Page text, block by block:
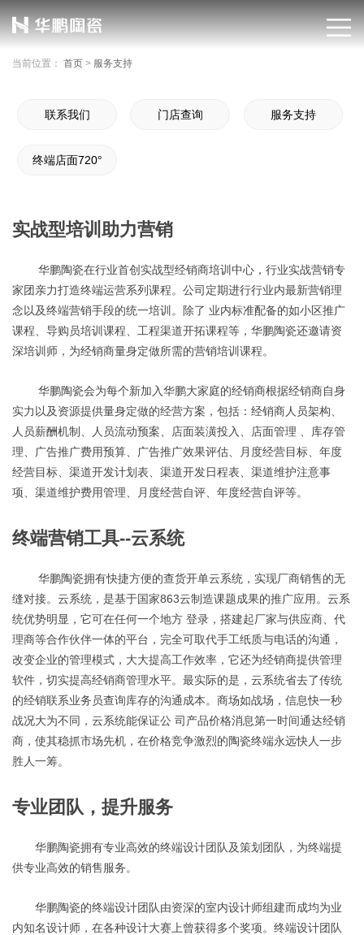
当前位置： 首页 > 服务支持
联系我们 门店查询 服务支持
终端店面720°
实战型培训助力营销
华鹏陶瓷在行业首创实战型经销商培训中心，行业实战营销专
家团亲力打造终端运营系列课程。公司定期进行行业内最新营销理
念以及终端营销手段的统一培训。除了 业内标准配备的如小区推广
课程、导购员培训课程、工程渠道开拓课程等，华鹏陶瓷还邀请资
深培训师，为经销商量身定做所需的营销培训课程。
华鹏陶瓷会为每个新加入华鹏大家庭的经销商根据经销商自身
实力以及资源提供量身定做的经营方案，包括：经销商人员架构、
人员薪酬机制、人员流动预案、店面装潢投入、
店面管理 、库存管
理、广告推广费用预算、广告推广效果评估、月度经营目标、年度
经营目标、渠道开发计划表、渠道开发日程表、渠道维护注意事
项、渠道维护费用管理、月度经营自评、年度经营自评等。
终端营销工具--云系统
华鹏陶瓷拥有快捷方便的查货开单云系统，实现厂商销售的无
缝对接。云系统，是基于国家863云制造课题成果的推广应用。云系
统优势明显，它可在任何一个地方 登录，搭建起厂家与供应商、代
理商等合作伙伴一体的平台，完全可取代手工纸质与电话的沟通，
改变企业的管理模式，大大提高工作效率，它还为经销商提供管理
软件，切实提高经销商管理水平。最实际的是，云系统省去了传统
的经销联系业务员查询库存的沟通成本。商场如战场，信息快一秒
战况大为不同，云系统能保证公 司产品价格消息第一时间通达经销
商，使其稳抓市场先机，在价格竞争激烈的陶瓷终端永远快人一步
胜人一筹。
专业团队，提升服务
华鹏陶瓷拥有专业高效的终端设计团队及策划团队，为终端提
供专业高效的销售服务。
华鹏陶瓷的终端设计团队由资深的室内设计师组建而成均为业
内知名设计师，在各种设计大赛上曾获得多个奖项。终端设计团队